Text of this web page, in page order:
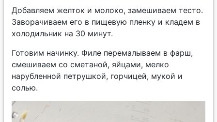
Добавляем желток и молоко, замешиваем тесто.
Заворачиваем его в пищевую пленку и кладем в
холодильник на 30 минут.
Готовим начинку. Филе перемалываем в фарш,
смешиваем со сметаной, яйцами, мелко
нарубленной петрушкой, горчицей, мукой и
солью.